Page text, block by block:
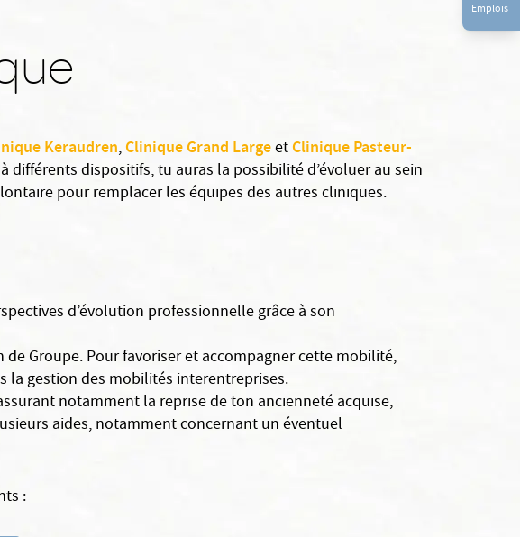
Keraudren,Clinique Grand LargeetClinique Pasteur-
à différents dispositifs, tu auras la possibilité d’évoluer au sein
pour remplacer les équipes des autres cliniques.
d’évolution professionnelle grâce à son
Groupe. Pour favoriser et accompagner cette mobilité,
la gestion des mobilités interentreprises.
notamment la reprise de ton ancienneté acquise,
aides, notamment concernant un éventuel
:
Emplois